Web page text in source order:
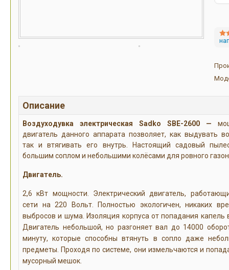
Описание
Воздуходувка электрическая Sadko SBE-2600 —
двигатель данного аппарата позволяет, как выдувать
так и втягивать его внутрь. Настоящий садовый
большим соплом и небольшими колёсами для ровного
Двигатель.
2,6 кВт мощности. Электрический двигатель,
сети на 220 Вольт. Полностью экологичен, никаких
выбросов и шума. Изоляция корпуса от попадания капель
Двигатель небольшой, но разгоняет вал до 14000
минуту, которые способны втянуть в сопло даже
предметы. Проходя по системе, они измельчаются и
мусорный мешок.